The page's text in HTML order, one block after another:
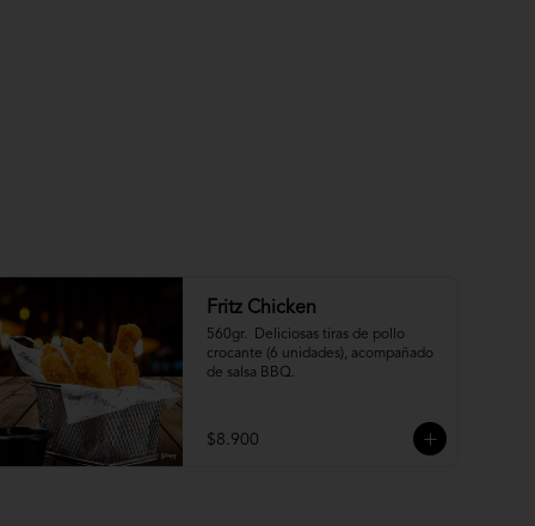
Fritz Chicken
560gr.  Deliciosas tiras de pollo
crocante (6 unidades), acompañado
de salsa BBQ.
$8.900